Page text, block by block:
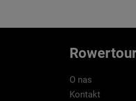
O nas
Kontakt